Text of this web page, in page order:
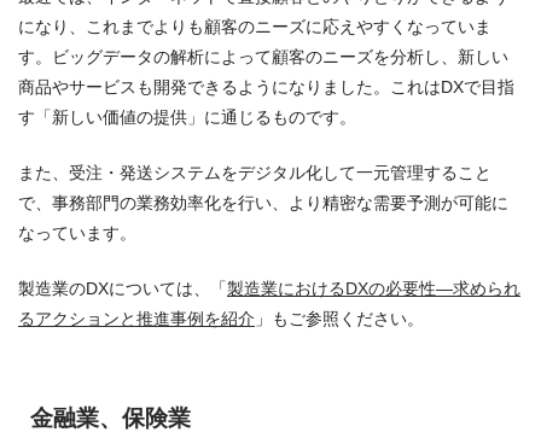
になり、これまでよりも顧客のニーズに応えやすくなっていま
す。ビッグデータの解析によって顧客のニーズを分析し、新しい
商品やサービスも開発できるようになりました。これはDXで目指
す「新しい価値の提供」に通じるものです。
また、受注・発送システムをデジタル化して一元管理すること
で、事務部門の業務効率化を行い、より精密な需要予測が可能に
なっています。
製造業のDXについては、「製造業におけるDXの必要性―求められ
るアクションと推進事例を紹介 」もご参照ください。
金融業、保険業